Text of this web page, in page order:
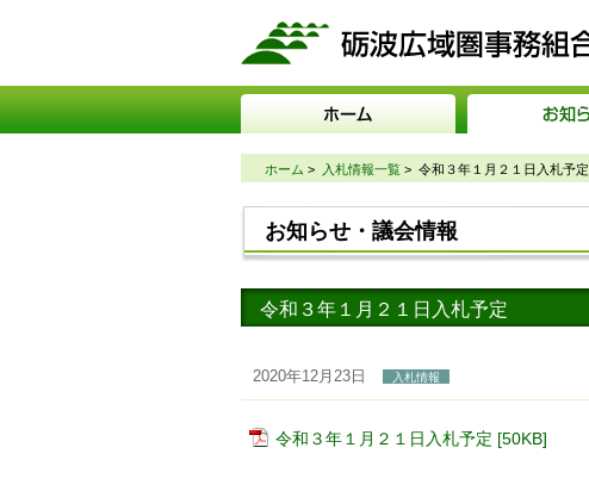
ホーム > 入札情報一覧 > 令和３年１月２１日入札予定
お知らせ・議会情報
令和３年１月２１日入札予定
2020年12月23日 入札情報
令和３年１月２１日入札予定 [50KB]